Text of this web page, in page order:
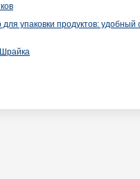
упаковки продуктов: удобный